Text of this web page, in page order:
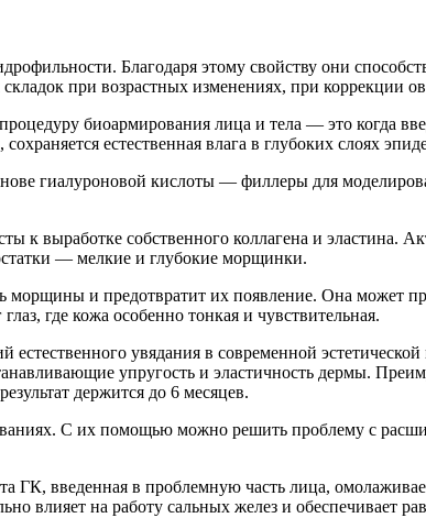
Благодаря этому свойству они
при возрастных изменениях, при коррекции
биоармирования лица и тела — это когда
естественная влага в глубоких слоях
гиалуроновой кислоты — филлеры для
к выработке собственного коллагена и эластина.
— мелкие и глубокие морщинки.
морщины и предотвратит их появление. Она
где кожа особенно тонкая и чувствительная.
естественного увядания в современной
упругость и эластичность дермы.
держится до 6 месяцев.
С их помощью можно решить проблему с
ГК, введенная в проблемную часть лица,
влияет на работу сальных желез и обеспечивает